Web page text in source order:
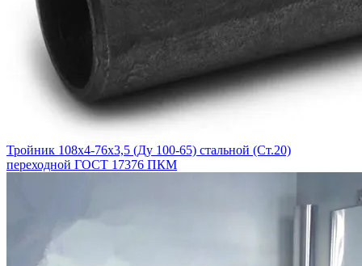
Тройник 108х4-76х3,5 (Ду 100-65) стальной (Ст.20)
переходной ГОСТ 17376 ПКМ